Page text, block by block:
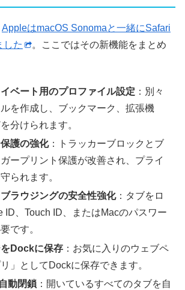
AppleはmacOS Sonomaと一緒にSafari
した
。ここではその新機能をまとめ
ベート用のプロファイル設定 ：別々
を作成し、ブックマーク、拡張機
分けられます。
護の強化：トラッカーブロックとブ
ープリント保護が改善され、プライ
られます。
ラウジングの安全性強化：タブをロ
ID、Touch ID、またはMacのパスワー
です。
Dockに保存 ：お気に入りのウェブペ
」としてDockに保存できます。
動閉鎖 ：開いているすべてのタブを自